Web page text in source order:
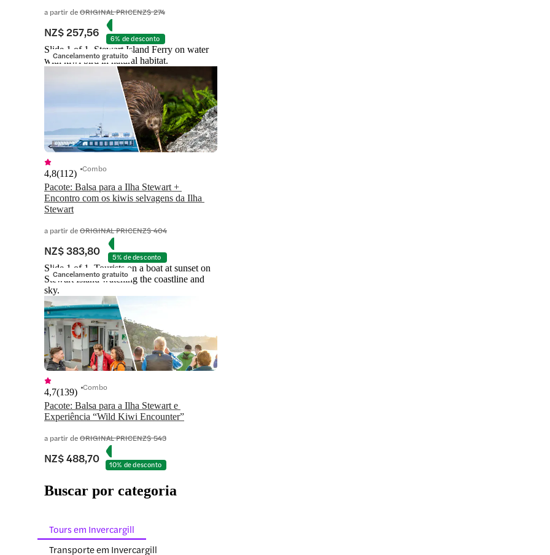
a partir deORIGINAL PRICENZ$ 274
NZ$ 257,56 6% de desconto
Cancelamento gratuito
Slide 1 of 1, Stewart Island Ferry on water
with kiwi bird in natural habitat.
Pacote: Balsa para a Ilha Stewart +
Encontro com os kiwis selvagens da Ilha
Stewart
4,8(112) Combo
a partir deORIGINAL PRICENZ$ 404
NZ$ 383,80 5% de desconto
Cancelamento gratuito
Slide 1 of 1, Tourists on a boat at sunset on
Stewart Island watching the coastline and
sky.
Pacote: Balsa para a Ilha Stewart e
4,7(139) Combo
a partir deORIGINAL PRICENZ$ 543
NZ$ 488,70 10% de desconto
Buscar por categoria
Tours em Invercargill
Transporte em Invercargill